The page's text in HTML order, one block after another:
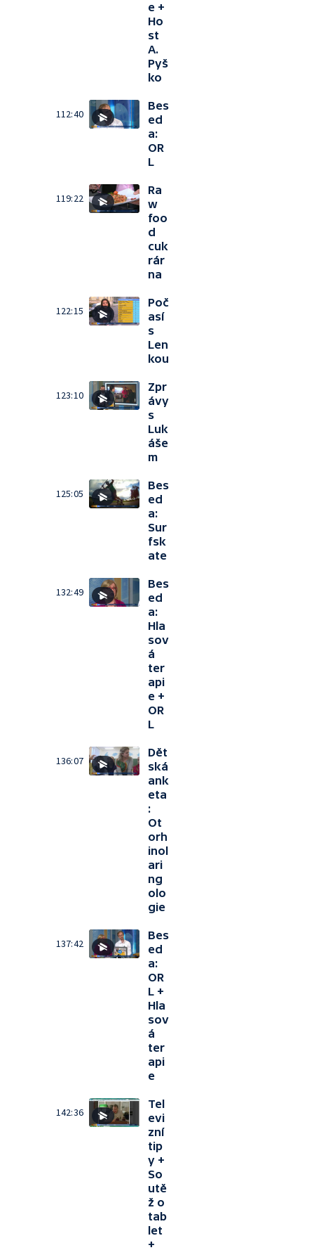
e +
Ho
st
A.
Pyš
ko
112:40
Bes
ed
a:
OR
L
119:22
Ra
w
foo
d
cuk
rár
na
122:15
Poč
así
s
Len
kou
123:10
Zpr
ávy
s
Luk
áše
m
125:05
Bes
ed
a:
Sur
fsk
ate
132:49
Bes
ed
a:
Hla
sov
á
ter
api
e +
OR
L
136:07
Dět
ská
ank
eta
:
Ot
orh
inol
ari
ng
olo
gie
137:42
Bes
ed
a:
OR
L +
Hla
sov
á
ter
api
e
142:36
Tel
evi
zní
tip
y +
So
utě
ž o
tab
let
+